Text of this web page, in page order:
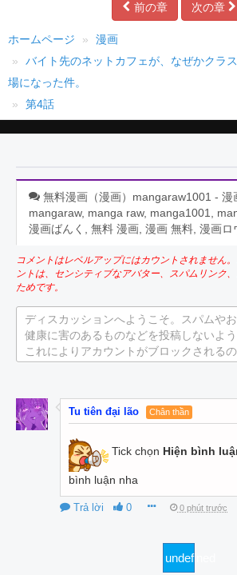
前の章 次の章
ホームページ
漫画
バイト先のネットカフェが、なぜかクラ
場になった件。
第4話
無料漫画（漫画）mangaraw1001 - 漫
mangaraw, manga raw, manga1001,
漫画ばんく, 無料 漫画, 漫画 無料, 漫画ロ
コメントはレベルアップにはカウントされません
ントは、センシティブなアバター、スパムリンク
ためです。
ディスカッションへようこそ。スパムやお
健康に害のあるものなどを投稿しないよう
これによりアカウントがブロックされる
Tu tiên đại lão Chân thần
Tick chọn Hiện bình
bình luận nha
Trả lời 0 0 phút trước
undefined